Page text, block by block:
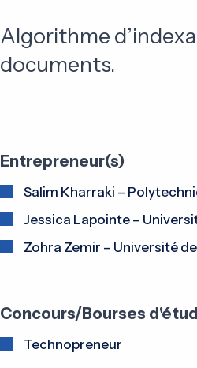
Algorithme
documents.
Entrepreneur(s)
Salim Kharraki –
Jessica Lapointe –
Zohra Zemir – Université
Concours/Bourses
Technopreneur